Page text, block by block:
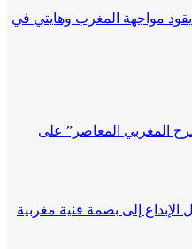
يقود مواجهة المغرب وهايتي في
المغربي المعاصر” على
إلى بصمة فنية مغربية